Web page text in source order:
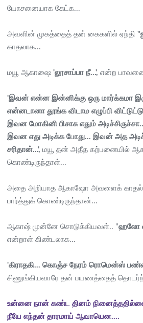
யோசனையாக கேட்க...
அவளின் முகத்தைத் தன் கைகளில் ஏந்தி
காதலாக...
மயூ ஆகாஷை 'லூசாப்பா நீ...', என்ற
'இவன் என்ன இன்னிக்கு ஒரு மார்க்கமா
என்னடானா தூங்க விடாம எழுப்பி
இவன மோகினி பிசாசு எதும்
இவன எது அடிக்க போது... இவன் அத
சரிதான்...', மயூ தன் அதீத கற்பனையில்
கொண்டிருந்தாள்...
அதை அறியாத ஆகாஷோ அவளைக் காதல்
பார்த்துக் கொண்டிருந்தான்...
ஆகாஷ் முன்னே சொடுக்கியவள்.. "ஹலோ
என்றாள் கிண்டலாக...
'கிராதகி... கொஞ்ச நேரம் ரொமென்ஸ் பண்ண
சிணுங்கியவாரே தன் பயணத்தைத்
உன்னை நான் கண்ட தினம்
நீயே எந்தன் தாரமாய் ஆவாயென....